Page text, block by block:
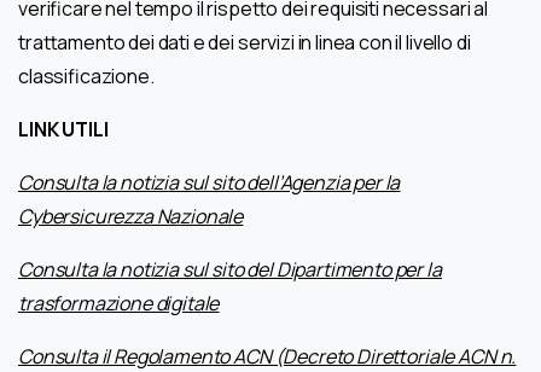
verificare nel tempo il rispetto dei requisiti necessari al
trattamento dei dati e dei servizi in linea con il livello di
classificazione.
LINK UTILI
Consulta la notizia sul sito dell’Agenzia per la
Cybersicurezza Nazionale
Consulta la notizia sul sito del Dipartimento per la
trasformazione digitale
Consulta il Regolamento ACN (Decreto Direttoriale ACN n.